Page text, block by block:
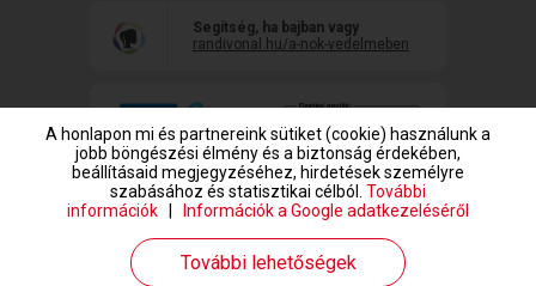
Segítség, ha bajban vagy
randivonal.hu/a-nok-vedelmeben
www.randivonal.hu © Copyright 1999-2026 Dating Central Europe Zrt.
A honlapon mi és partnereink sütiket (cookie) használunk a
jobb böngészési élmény és a biztonság érdekében,
beállításaid megjegyzéséhez, hirdetések személyre
szabásához és statisztikai célból. További
információk
Információk a Google adatkezeléséről
További lehetőségek